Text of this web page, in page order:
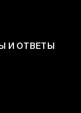
И ОТВЕТЫ